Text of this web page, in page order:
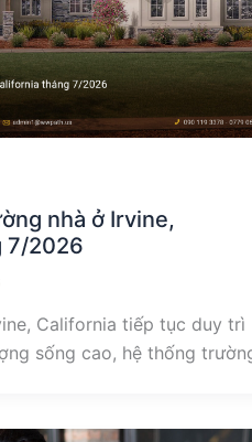
nhà ở Irvine,
7/2026
California tiếp tục duy trì
sống cao, hệ thống